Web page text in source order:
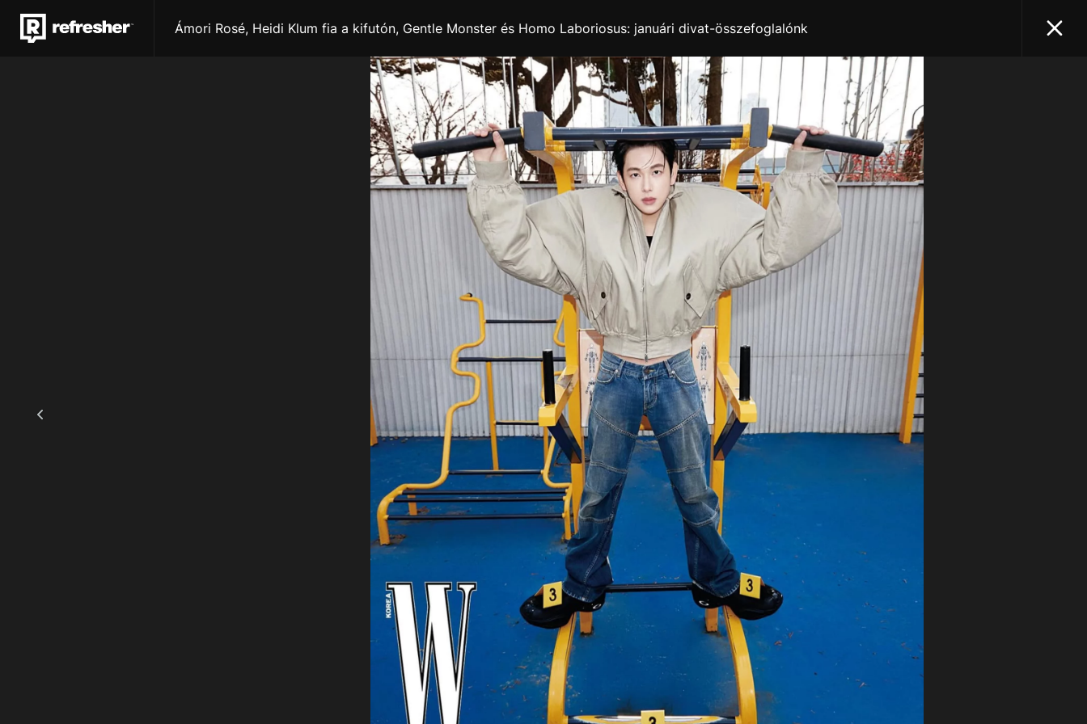
Ámori Rosé, Heidi Klum fia a kifutón, Gentle Monster és Homo Laboriosus: januári divat-összefoglalónk